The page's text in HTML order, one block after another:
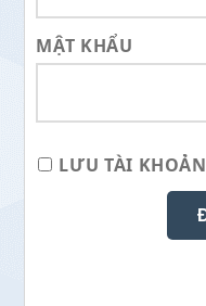
MẬT KHẨU
LƯU TÀI KHOẢN